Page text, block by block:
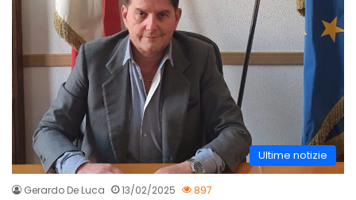
Ultime notizie
Gerardo De Luca 13/02/2025 897